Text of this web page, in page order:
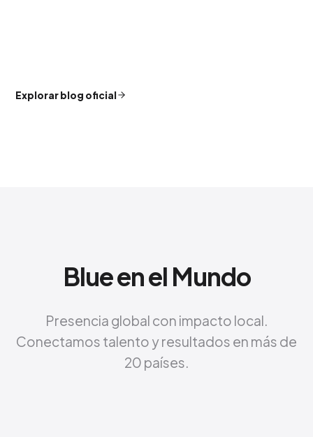
Explorar blog oficial
Blue en el Mundo
Presencia global con impacto local.
Conectamos talento y resultados en más de
20 países.